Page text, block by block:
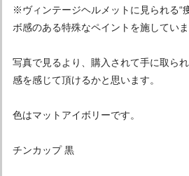
※ヴィンテージヘルメットに見られる“
ボ感のある特殊なペイントを施していま
写真で見るより、購入されて手に取ら
感を感じて頂けるかと思います。
色はマットアイボリーです。
チンカップ 黒